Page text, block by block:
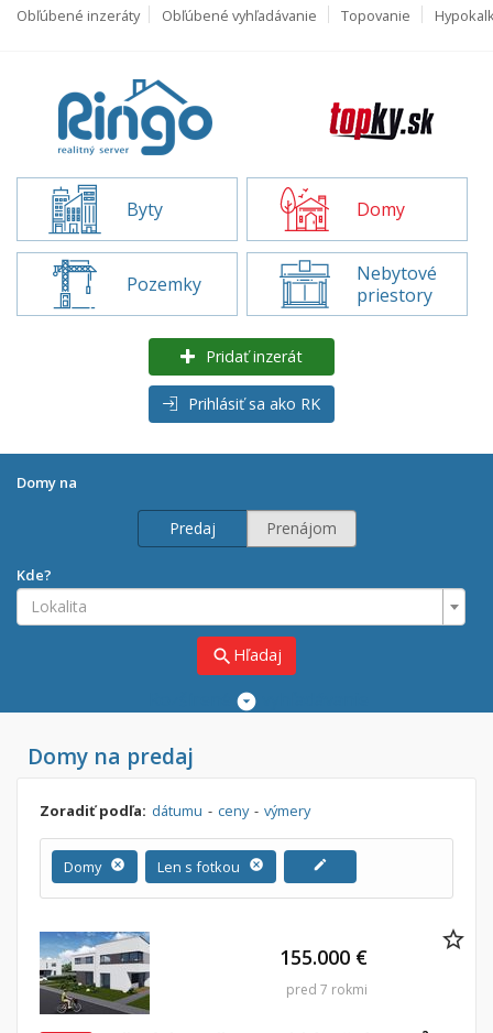
Obľúbené inzeráty Obľúbené vyhľadávanie Topovanie
Byty Domy
Pozemky
Nebytové
priestory
Pridať inzerát
Prihlásiť sa ako RK
Domy na
Predaj Prenájom
Kde?
Lokalita
search Hľadaj
Predaj
Cena
Do:
Lokalita
Domy na predaj
Zoradiť podľa: dátumu - ceny - výmery
Domy cancel Len s fotkou cancel edit
155.000 €
pred 7 rokmi